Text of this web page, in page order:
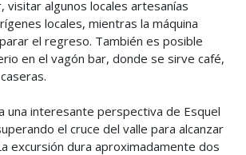
visitar algunos locales artesanías
locales, mientras la máquina
el regreso. También es posible
en el vagón bar, donde se sirve café,
una interesante perspectiva de Esquel
el cruce del valle para alcanzar
excursión dura aproximadamente dos